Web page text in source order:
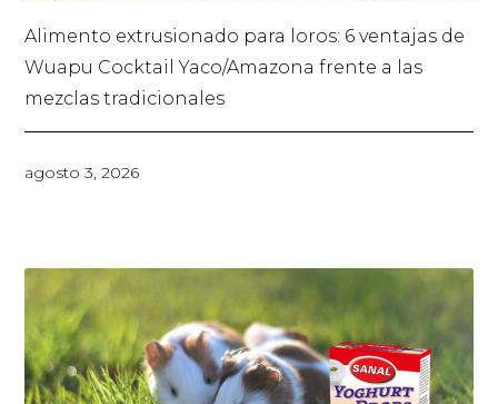
Alimento extrusionado para loros: 6 ventajas de
Wuapu Cocktail Yaco/Amazona frente a las
mezclas tradicionales
agosto 3, 2026